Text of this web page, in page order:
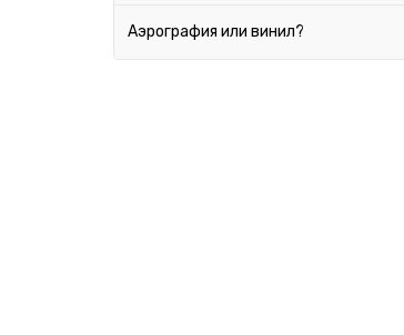
Лайм
Honda
Hummer
Аэрография или винил?